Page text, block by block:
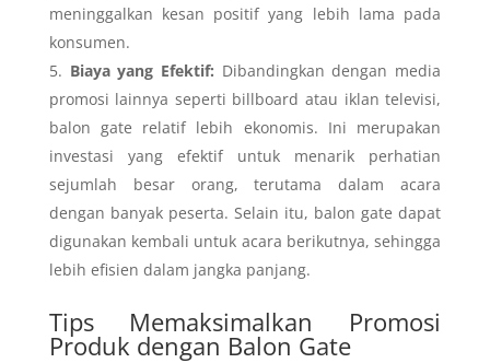
meninggalkan kesan positif yang lebih lama pada
konsumen.
Biaya yang Efektif: Dibandingkan dengan media
promosi lainnya seperti billboard atau iklan televisi,
balon gate relatif lebih ekonomis. Ini merupakan
investasi yang efektif untuk menarik perhatian
sejumlah besar orang, terutama dalam acara
dengan banyak peserta. Selain itu, balon gate dapat
digunakan kembali untuk acara berikutnya, sehingga
lebih efisien dalam jangka panjang.
Tips Memaksimalkan Promosi
Produk dengan Balon Gate